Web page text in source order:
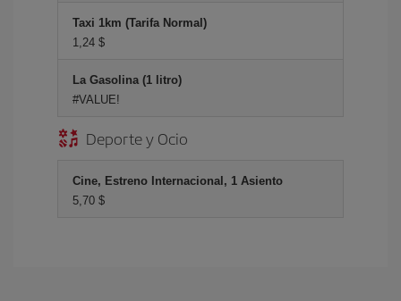
Taxi 1km (Tarifa Normal)
1,24 $
La Gasolina (1 litro)
#VALUE!
Deporte y Ocio
Cine, Estreno Internacional, 1 Asiento
5,70 $